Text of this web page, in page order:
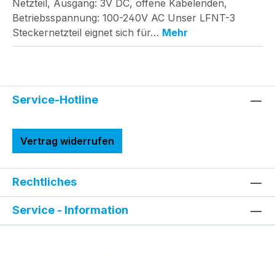
Netzteil, Ausgang: 3V DC, offene Kabelenden,
Betriebsspannung: 100-240V AC Unser LFNT-3
Steckernetzteil eignet sich für… Mehr
Service-Hotline
Vertrag widerrufen
Rechtliches
Service - Information